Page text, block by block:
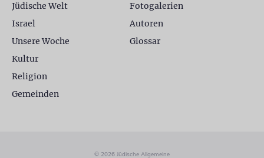
Jüdische Welt
Israel
Unsere Woche
Kultur
Religion
Gemeinden
Fotogalerien
Autoren
Glossar
© 2026 Jüdische Allgemeine